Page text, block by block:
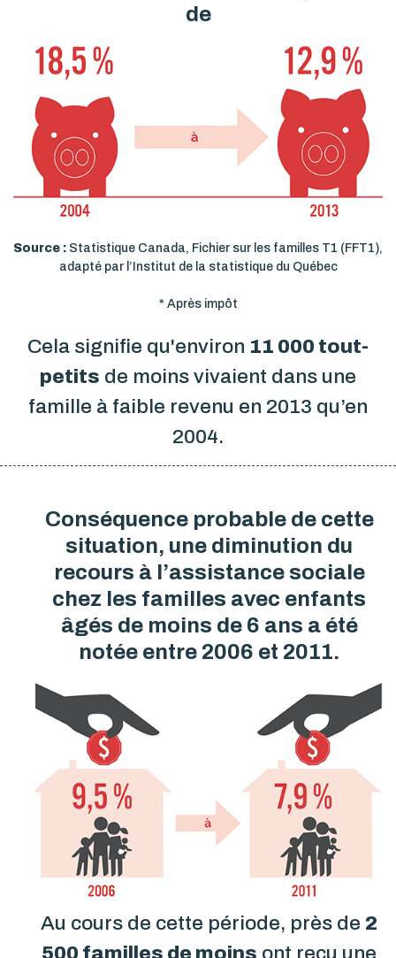
de
Source : Statistique Canada, Fichier sur les familles T1 (FFT1),
adapté par l’Institut de la statistique du Québec
* Après impôt
Cela signifie qu'environ 11 000 tout-
petits de moins vivaient dans une
famille à faible revenu en 2013 qu’en
2004.
Conséquence probable de cette
situation, une diminution du
recours à l’assistance sociale
chez les familles avec enfants
âgés de moins de 6 ans a été
notée entre 2006 et 2011.
Au cours de cette période, près de 2
500 familles de moins ont reçu une